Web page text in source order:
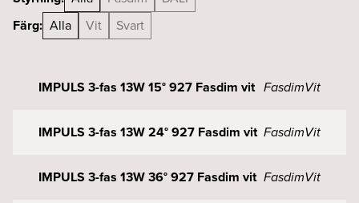
Färg: Alla Vit Svart
IMPULS 3-fas 13W 15° 927 Fasdim vit FasdimVit
IMPULS 3-fas 13W 24° 927 Fasdim vit FasdimVit
IMPULS 3-fas 13W 36° 927 Fasdim vit FasdimVit